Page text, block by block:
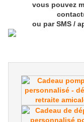
vous pouvez
ou par SMS /